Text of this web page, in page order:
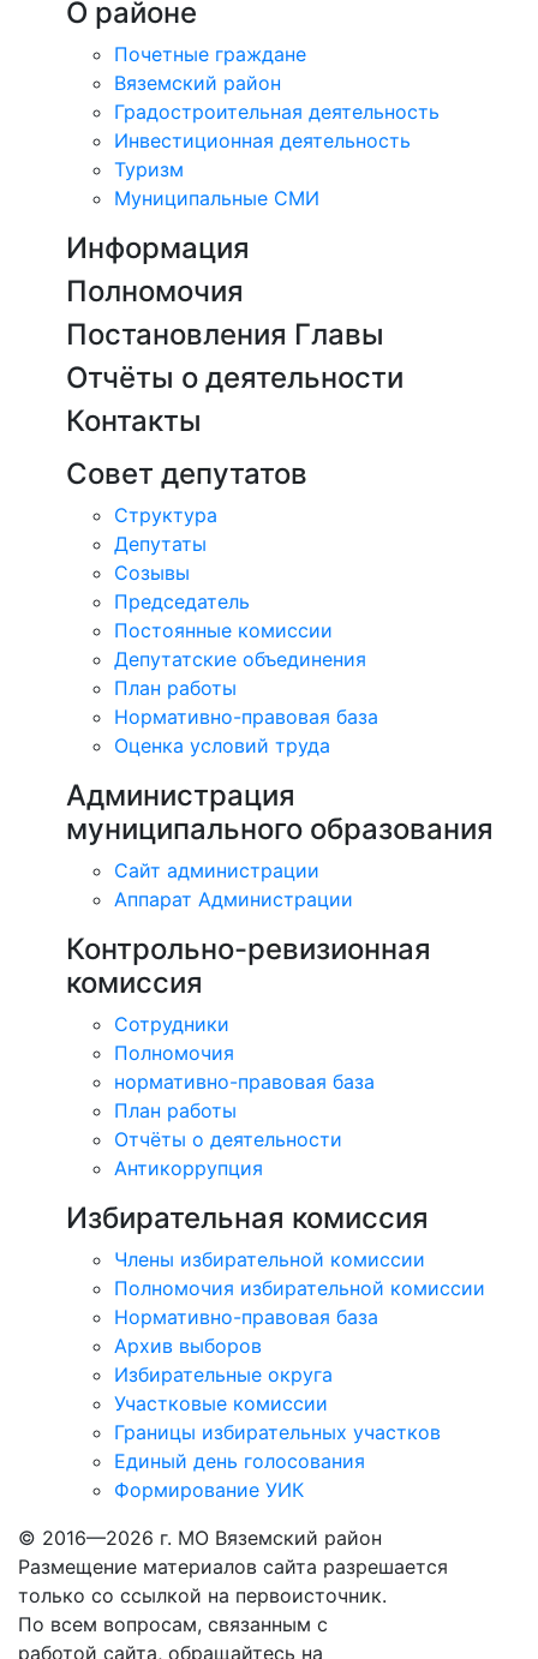
О районе
Почетные граждане
Вяземский район
Градостроительная деятельность
Инвестиционная деятельность
Туризм
Муниципальные СМИ
Информация
Полномочия
Постановления Главы
Отчёты о деятельности
Контакты
Совет депутатов
Структура
Депутаты
Созывы
Председатель
Постоянные комиссии
Депутатские объединения
План работы
Нормативно-правовая база
Оценка условий труда
Администрация
муниципального образования
Сайт администрации
Аппарат Администрации
Контрольно-ревизионная
комиссия
Сотрудники
Полномочия
нормативно-правовая база
План работы
Отчёты о деятельности
Антикоррупция
Избирательная комиссия
Члены избирательной комиссии
Полномочия избирательной комиссии
Нормативно-правовая база
Архив выборов
Избирательные округа
Участковые комиссии
Границы избирательных участков
Единый день голосования
Формирование УИК
© 2016—2026 г. МО Вяземский район
Размещение материалов сайта разрешается
только со ссылкой на первоисточник.
По всем вопросам, связанным с
работой сайта, обращайтесь на